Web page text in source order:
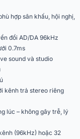
GigaACE 128/128
48/96 kHz
ứng 7 inch, 8
DCA groups
XCVI Core, dải động
<0.005%
±0.5 dB
đến Main)
70W (Qu-5) / 75W
hợp sân khấu, hội nghị,
đổi AD/DA 96kHz
0.7ms
sound và studio
kênh trả stereo riêng
lúc – không gây trễ, lý
(96kHz) hoặc 32